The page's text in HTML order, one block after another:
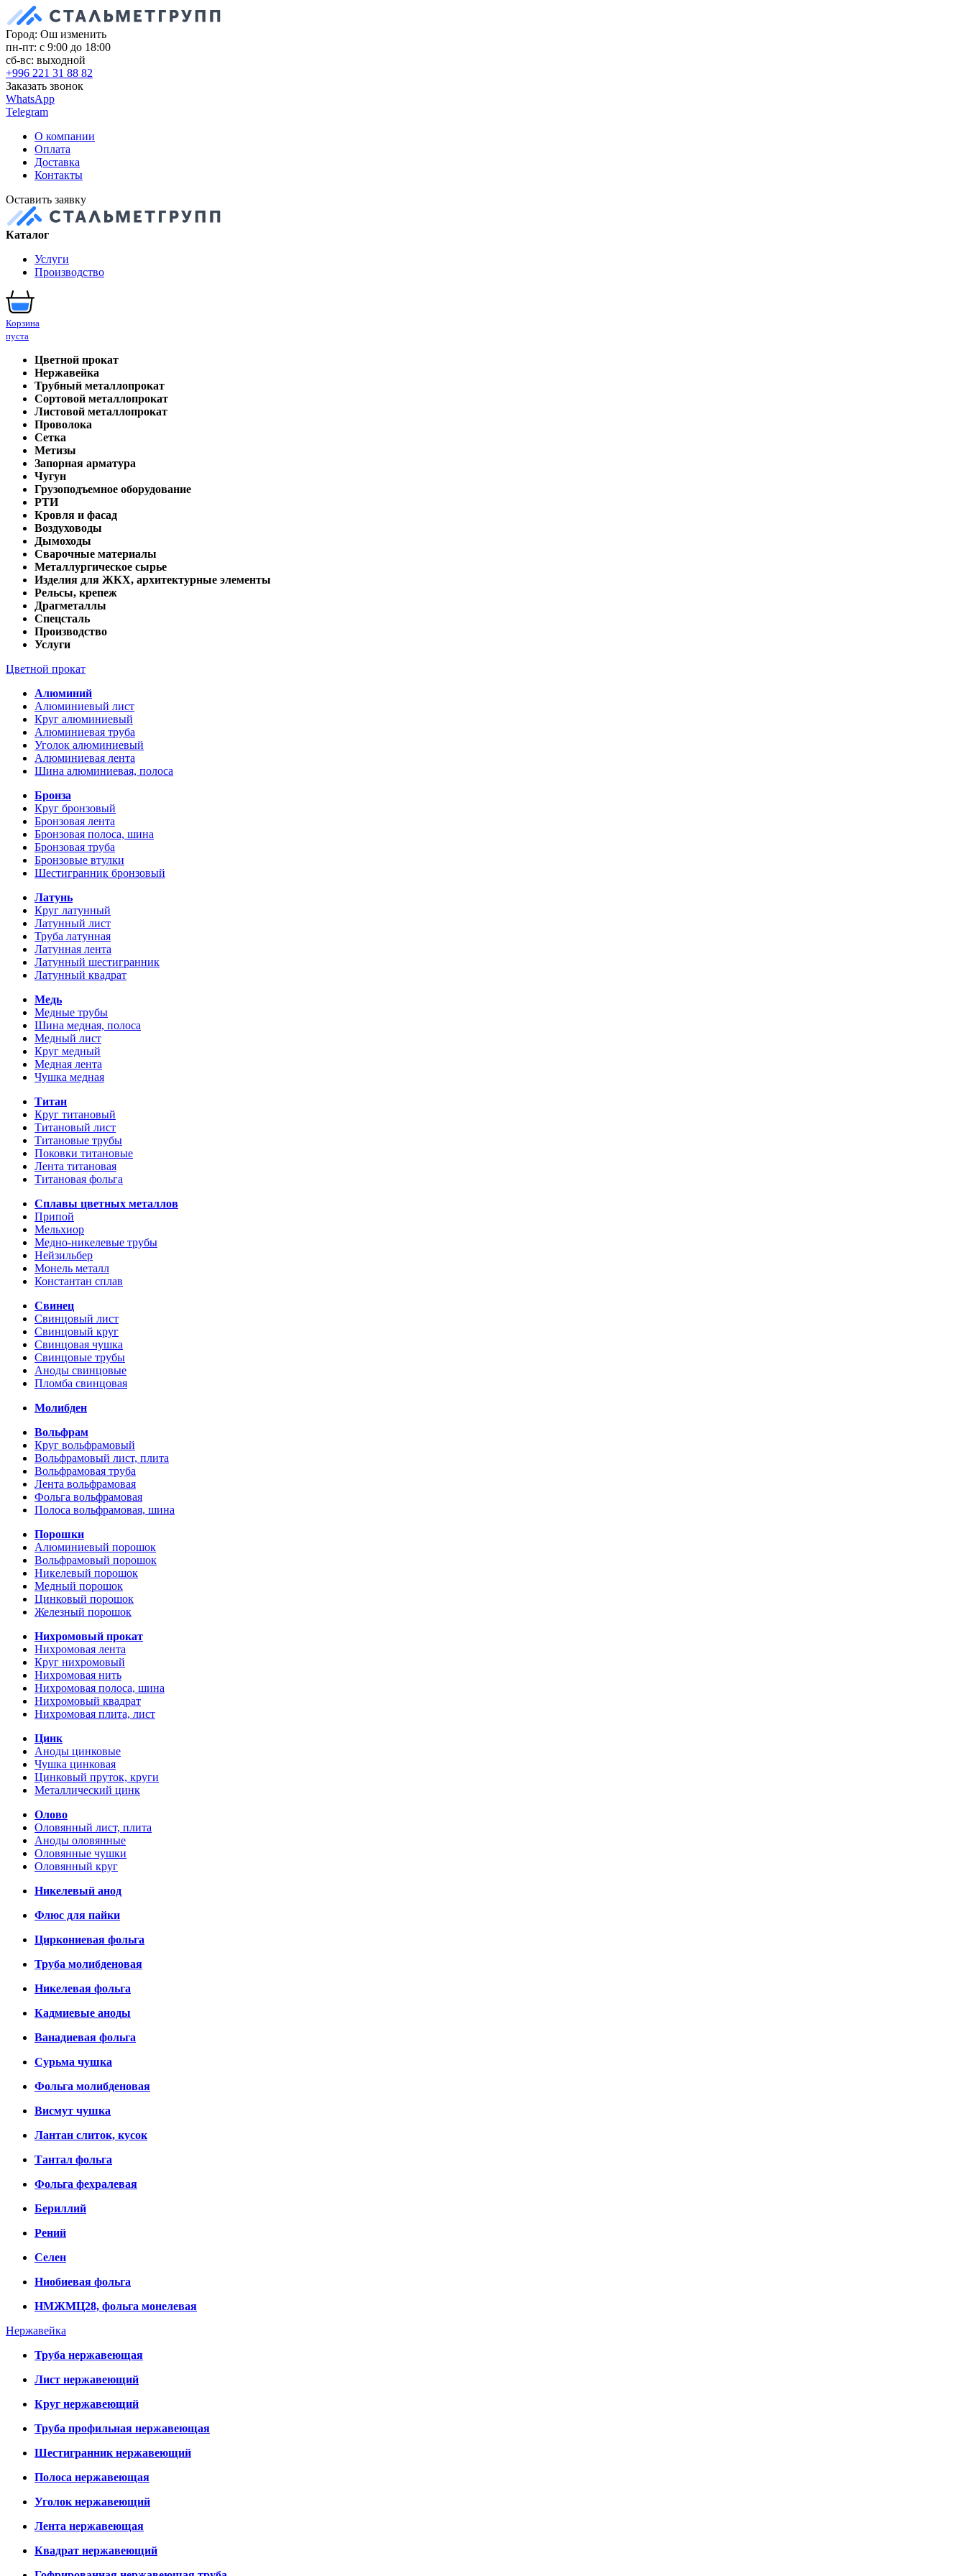
Город: Ош изменить
пн-пт: с 9:00 до 18:00
сб-вс: выходной
+996 221 31 88 82
Заказать звонок
WhatsApp
Telegram
О компании
Оплата
Доставка
Контакты
Оставить заявку
Каталог
Услуги
Производство
Корзина
пуста
Цветной прокат
Нержавейка
Трубный металлопрокат
Сортовой металлопрокат
Листовой металлопрокат
Проволока
Сетка
Метизы
Запорная арматура
Чугун
Грузоподъемное оборудование
РТИ
Кровля и фасад
Воздуховоды
Дымоходы
Сварочные материалы
Металлургическое сырье
Изделия для ЖКХ, архитектурные элементы
Рельсы, крепеж
Драгметаллы
Спецсталь
Производство
Услуги
Цветной прокат
Алюминий
Алюминиевый лист
Круг алюминиевый
Алюминиевая труба
Уголок алюминиевый
Алюминиевая лента
Шина алюминиевая, полоса
Бронза
Круг бронзовый
Бронзовая лента
Бронзовая полоса, шина
Бронзовая труба
Бронзовые втулки
Шестигранник бронзовый
Латунь
Круг латунный
Латунный лист
Труба латунная
Латунная лента
Латунный шестигранник
Латунный квадрат
Медь
Медные трубы
Шина медная, полоса
Медный лист
Круг медный
Медная лента
Чушка медная
Титан
Круг титановый
Титановый лист
Титановые трубы
Поковки титановые
Лента титановая
Титановая фольга
Сплавы цветных металлов
Припой
Мельхиор
Медно-никелевые трубы
Нейзильбер
Монель металл
Константан сплав
Свинец
Свинцовый лист
Свинцовый круг
Свинцовая чушка
Свинцовые трубы
Аноды свинцовые
Пломба свинцовая
Молибден
Вольфрам
Круг вольфрамовый
Вольфрамовый лист, плита
Вольфрамовая труба
Лента вольфрамовая
Фольга вольфрамовая
Полоса вольфрамовая, шина
Порошки
Алюминиевый порошок
Вольфрамовый порошок
Никелевый порошок
Медный порошок
Цинковый порошок
Железный порошок
Нихромовый прокат
Нихромовая лента
Круг нихромовый
Нихромовая нить
Нихромовая полоса, шина
Нихромовый квадрат
Нихромовая плита, лист
Цинк
Аноды цинковые
Чушка цинковая
Цинковый пруток, круги
Металлический цинк
Олово
Оловянный лист, плита
Аноды оловянные
Оловянные чушки
Оловянный круг
Никелевый анод
Флюс для пайки
Циркониевая фольга
Труба молибденовая
Никелевая фольга
Кадмиевые аноды
Ванадиевая фольга
Сурьма чушка
Фольга молибденовая
Висмут чушка
Лантан слиток, кусок
Тантал фольга
Фольга фехралевая
Бериллий
Рений
Селен
Ниобиевая фольга
НМЖМЦ28, фольга монелевая
Нержавейка
Труба нержавеющая
Лист нержавеющий
Круг нержавеющий
Труба профильная нержавеющая
Шестигранник нержавеющий
Полоса нержавеющая
Уголок нержавеющий
Лента нержавеющая
Квадрат нержавеющий